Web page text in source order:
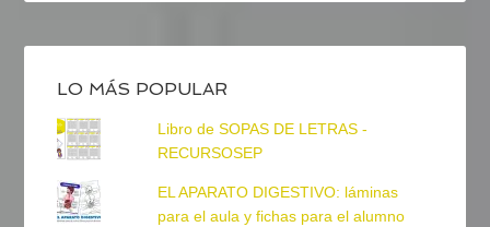
LO MÁS POPULAR
Libro de SOPAS DE LETRAS -
RECURSOSEP
EL APARATO DIGESTIVO: láminas
para el aula y fichas para el alumno